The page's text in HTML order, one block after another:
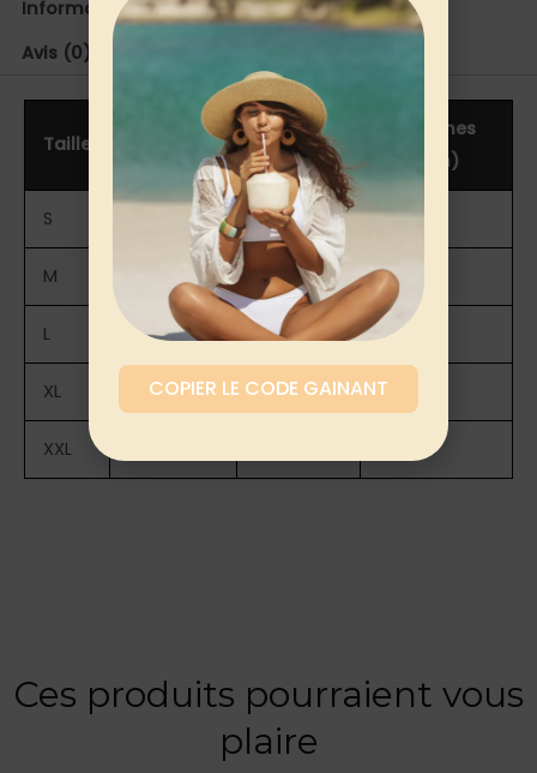
Informations complémentaires
Avis (0)
Taille
Taille
(cm)
Hanches
(cm)
S 61-66 86-91
M 85-90 65-70 90-95
L 94-99 69-74 94-99
XL 98-103 73-78 98-103
XXL 102-107
Ces produits pourraient vous
plaire
COPIER LE CODE GAINANT